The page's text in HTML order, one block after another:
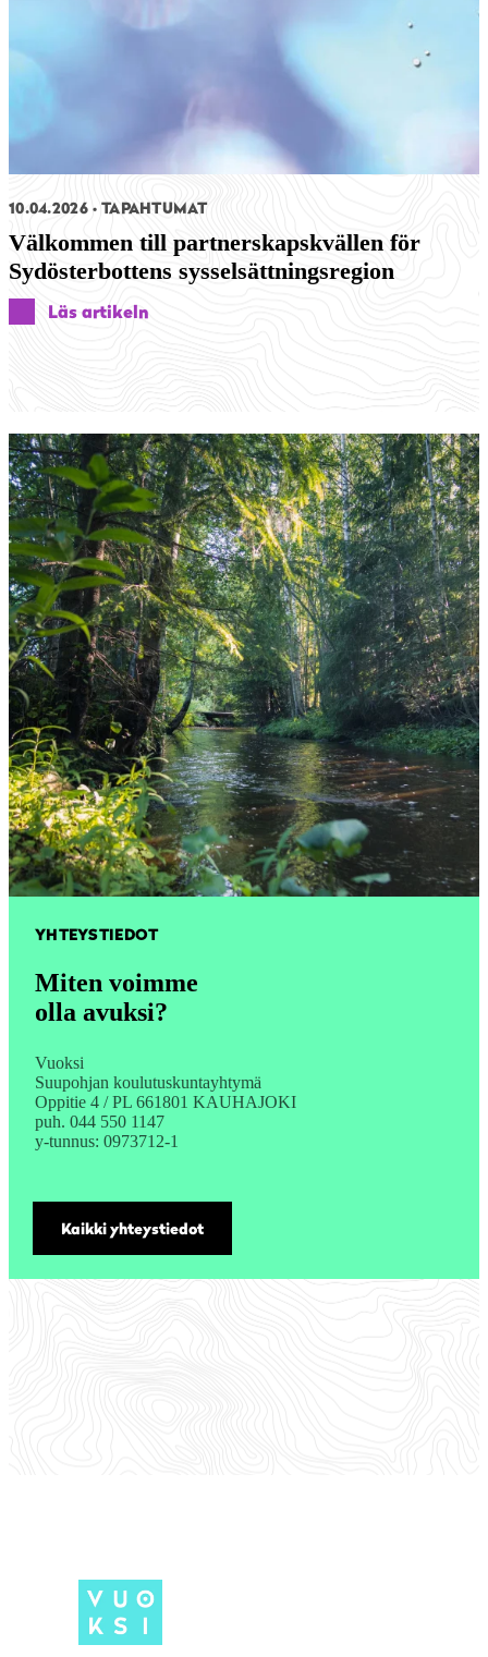
10.04.2026 TAPAHTUMAT
Välkommen till partnerskapskvällen för
Sydösterbottens sysselsättningsregion
Läs artikeln
YHTEYSTIEDOT
Miten voimme
olla avuksi?
Vuoksi
Suupohjan koulutuskuntayhtymä
Oppitie 4 / PL 661801 KAUHAJOKI
puh. 044 550 1147
y-tunnus: 0973712-1
Kaikki yhteystiedot